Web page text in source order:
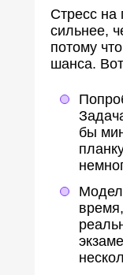
Стресс на
сильнее,
потому
шанса.
бы